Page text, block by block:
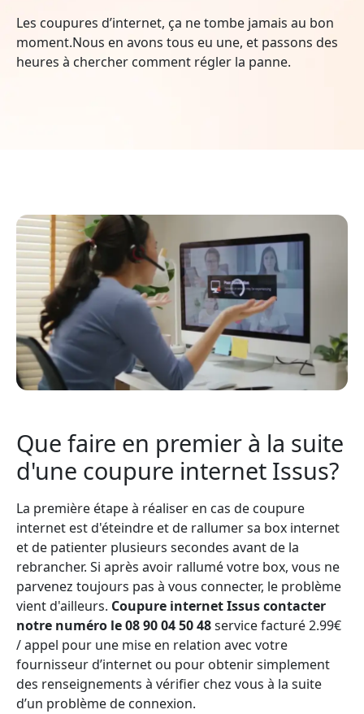
Les coupures d’internet, ça ne tombe jamais au bon
moment.Nous en avons tous eu une, et passons des
heures à chercher comment régler la panne.
Que faire en premier à la suite
d'une coupure internet Issus?
La première étape à réaliser en cas de coupure
internet est d'éteindre et de rallumer sa box internet
et de patienter plusieurs secondes avant de la
rebrancher. Si après avoir rallumé votre box, vous ne
parvenez toujours pas à vous connecter, le problème
vient d'ailleurs. Coupure internet Issus contacter
notre numéro le 08 90 04 50 48service facturé 2.99€
/ appel pour une mise en relation avec votre
fournisseur d’internet ou pour obtenir simplement
des renseignements à vérifier chez vous à la suite
d’un problème de connexion.